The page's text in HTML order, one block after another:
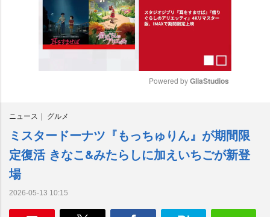
e
Powered by GliaStudios
ニュース グルメ
ミスタードーナツ『もっちゅりん』が期間限
定復活 きなこ&みたらしに加えいちごが新登
場
2026-05-13 10:15